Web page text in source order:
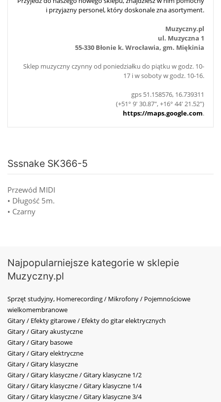
i przyjazny personel, który doskonale zna asortyment.
Muzyczny.pl
ul. Muzyczna 1
55-330 Błonie k. Wrocławia, gm. Miękinia
Sklep muzyczny czynny od poniedziałku do piątku w godz. 10-
17 i w soboty w godz. 10-16.
gps 51.158576, 16.739311
(+51° 9' 30.87", +16° 44' 21.52")
https://maps.google.com.
Sssnake SK366-5
Przewód MIDI
• Długość 5m.
• Czarny
Najpopularniejsze kategorie w sklepie
Muzyczny.pl
Sprzęt studyjny, Homerecording / Mikrofony / Pojemnościowe
wielkomembranowe
Gitary / Efekty gitarowe / Efekty do gitar elektrycznych
Gitary / Gitary akustyczne
Gitary / Gitary basowe
Gitary / Gitary elektryczne
Gitary / Gitary klasyczne
Gitary / Gitary klasyczne / Gitary klasyczne 1/2
Gitary / Gitary klasyczne / Gitary klasyczne 1/4
Gitary / Gitary klasyczne / Gitary klasyczne 3/4